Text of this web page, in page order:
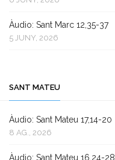
Àudio: Sant Marc 12,35-37
5 JUNY, 2026
SANT MATEU
Àudio: Sant Mateu 17,14-20
8 AG., 2026
Àudio: Sant Mateu 16,24-28